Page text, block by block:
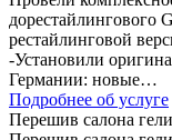
дорестайлингового
рестайлинговой
-Установили
Германии: новые…
Подробнее об услуге
Перешив салона